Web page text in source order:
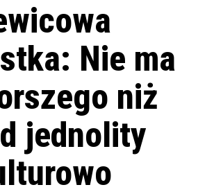
Nie ma
niż
jednolity